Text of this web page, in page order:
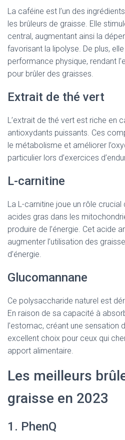
La caféine est l’un des
les brûleurs de graisse. Elle
central, augmentant ainsi la
favorisant la lipolyse. De plus,
performance physique, rendant
pour brûler des graisses.
Extrait de thé vert
L’extrait de thé vert est riche en
antioxydants puissants. Ces
le métabolisme et améliorer
particulier lors d’exercices
L-carnitine
La L-carnitine joue un rôle
acides gras dans les
produire de l’énergie. Cet acide
augmenter l’utilisation des
d’énergie.
Glucomannane
Ce polysaccharide naturel est
En raison de sa capacité à
l’estomac, créant une sensation
excellent choix pour ceux qui
apport alimentaire.
Les meilleurs
graisse en 2023
1. PhenQ